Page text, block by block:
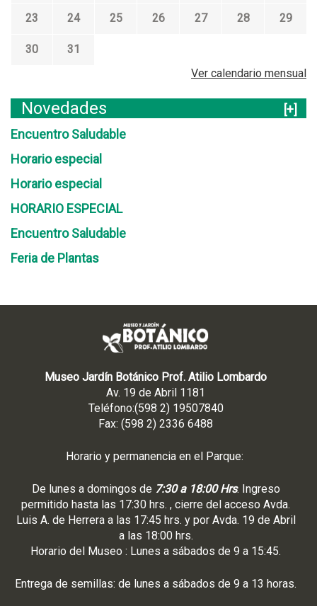
23 24 25 26 27 28 29
30
31
Ver calendario mensual
Novedades
[+]
Encuentro Saludable
Horario especial
Horario especial
HORARIO ESPECIAL
Encuentro Saludable
Feria de Plantas
Museo Jardín Botánico Prof. Atilio Lombardo
Av. 19 de Abril 1181
Teléfono:(598 2) 19507840
Fax: (598 2) 2336 6488
Horario y permanencia en el Parque:
De lunes a domingos de 7:30 a 18:00 Hrs. Ingreso
permitido hasta las 17:30 hrs. , cierre del acceso Avda.
Luis A. de Herrera a las 17:45 hrs. y por Avda. 19 de Abril
a las 18:00 hrs.
Horario del Museo : Lunes a sábados de 9 a 15:45.
Entrega de semillas: de lunes a sábados de 9 a 13 horas.